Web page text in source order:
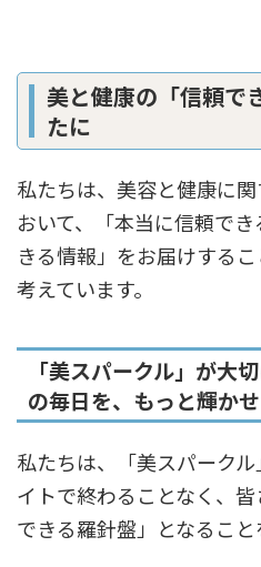
美と健康の「信頼で
たに
私たちは、美容と健康に
おいて、「本当に信頼で
きる情報」をお届けする
考えています。
「美スパークル」が大
の毎日を、もっと輝か
私たちは、「美スパーク
イトで終わることなく、
できる羅針盤」となること